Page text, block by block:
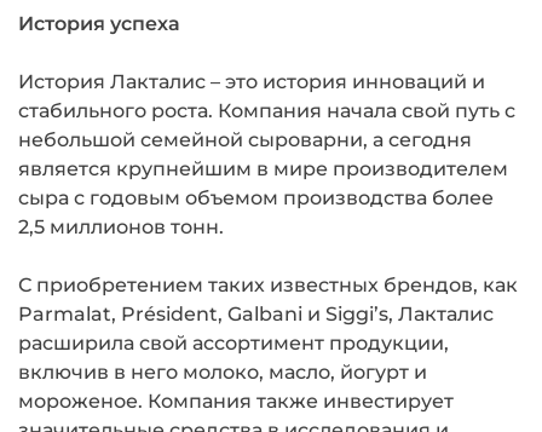
История успеха
История Лакталис – это история инноваций и
стабильного роста. Компания начала свой путь с
небольшой семейной сыроварни, а сегодня
является крупнейшим в мире производителем
сыра с годовым объемом производства более
2,5 миллионов тонн.
С приобретением таких известных брендов, как
Parmalat, Président, Galbani и Siggi’s, Лакталис
расширила свой ассортимент продукции,
включив в него молоко, масло, йогурт и
мороженое. Компания также инвестирует